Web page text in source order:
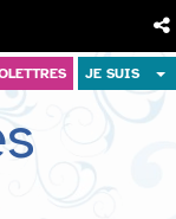
JE SUIS